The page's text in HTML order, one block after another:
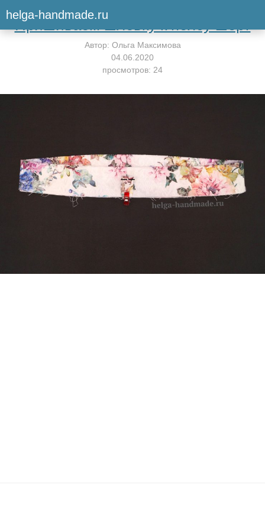
helga-handmade.ruВернуться к мастер-классу
Пришиваем шлёвку к поясу шорт
Автор: Ольга Максимова
04.06.2020
просмотров: 24